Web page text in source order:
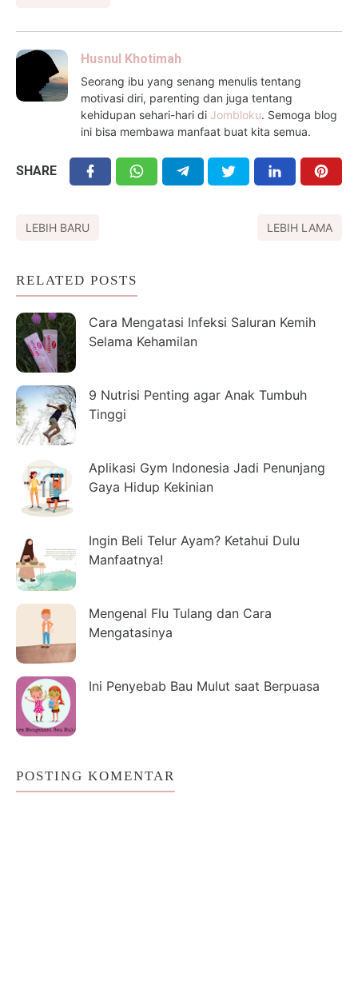
Husnul Khotimah
Seorang ibu yang senang menulis tentang
motivasi diri, parenting dan juga tentang
kehidupan sehari-hari di Jombloku. Semoga blog
ini bisa membawa manfaat buat kita semua.
SHARE
LEBIH BARU LEBIH LAMA
RELATED POSTS
Cara Mengatasi Infeksi Saluran Kemih
Selama Kehamilan
9 Nutrisi Penting agar Anak Tumbuh
Tinggi
Aplikasi Gym Indonesia Jadi Penunjang
Gaya Hidup Kekinian
Ingin Beli Telur Ayam? Ketahui Dulu
Manfaatnya!
Mengenal Flu Tulang dan Cara
Mengatasinya
Ini Penyebab Bau Mulut saat Berpuasa
POSTING KOMENTAR